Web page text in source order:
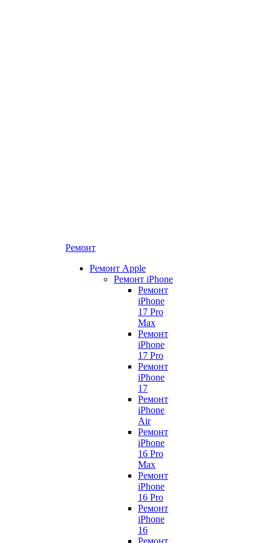
Ремонт
Ремонт Apple
Ремонт iPhone
Ремонт
iPhone
17 Pro
Max
Ремонт
iPhone
17 Pro
Ремонт
iPhone
17
Ремонт
iPhone
Air
Ремонт
iPhone
16 Pro
Max
Ремонт
iPhone
16 Pro
Ремонт
iPhone
16
Ремонт